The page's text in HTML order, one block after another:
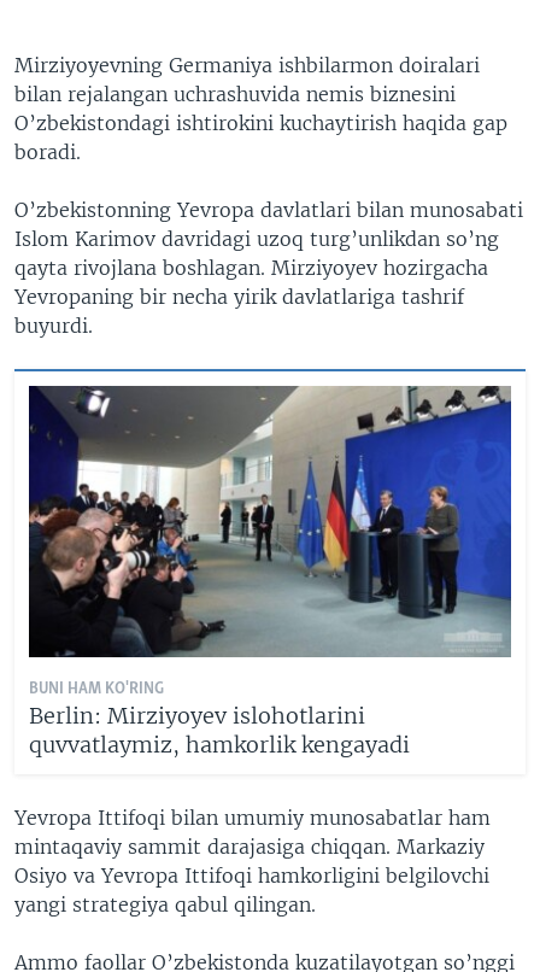
Mirziyoyevning Germaniya ishbilarmon doiralari
bilan rejalangan uchrashuvida nemis biznesini
O’zbekistondagi ishtirokini kuchaytirish haqida gap
boradi.
O’zbekistonning Yevropa davlatlari bilan munosabati
Islom Karimov davridagi uzoq turg’unlikdan so’ng
qayta rivojlana boshlagan. Mirziyoyev hozirgacha
Yevropaning bir necha yirik davlatlariga tashrif
buyurdi.
BUNI HAM KO'RING
Berlin: Mirziyoyev islohotlarini
quvvatlaymiz, hamkorlik kengayadi
Yevropa Ittifoqi bilan umumiy munosabatlar ham
mintaqaviy sammit darajasiga chiqqan. Markaziy
Osiyo va Yevropa Ittifoqi hamkorligini belgilovchi
yangi strategiya qabul qilingan.
Ammo faollar O’zbekistonda kuzatilayotgan so’nggi